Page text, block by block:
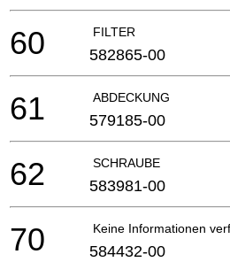
FILTER
60 582865-00
ABDECKUNG
61 579185-00
SCHRAUBE
62 583981-00
Keine Informationen
70 584432-00